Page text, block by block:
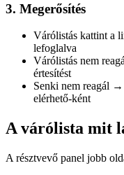
3. Megerősítés
Várólistás kattint a
lefoglalva
Várólistás nem
értesítést
Senki nem reagál
elérhető-ként
A várólista mit
A résztvevő panel jobb